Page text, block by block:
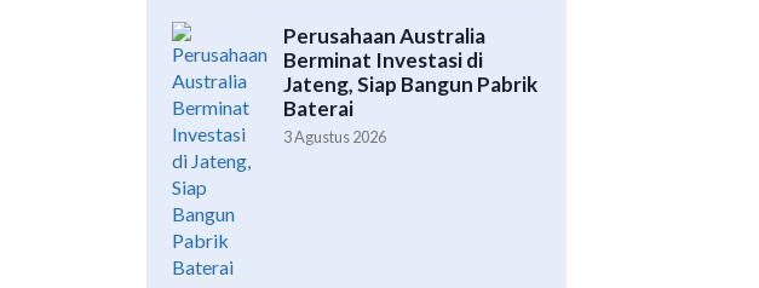
Perusahaan Australia
Berminat Investasi di
Jateng, Siap Bangun Pabrik
Baterai
3 Agustus 2026